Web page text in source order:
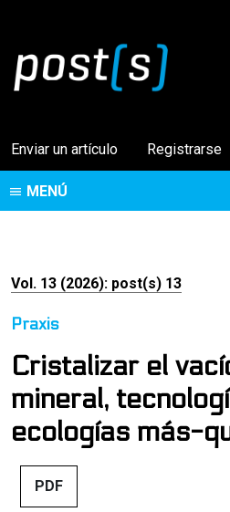
Enviar un artículo Registrarse
MENÚ
Vol. 13 (2026): post(s) 13
Praxis
Cristalizar el
mineral,
ecologías más-
PDF